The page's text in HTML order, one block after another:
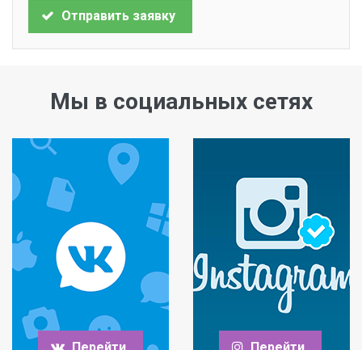
Отправить заявку
Мы в социальных сетях